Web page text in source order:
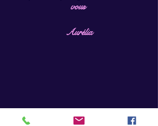
vous
Aurélia